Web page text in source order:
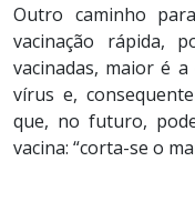
Outro caminho
vacinação rápida,
vacinadas, maior é
vírus e,
que, no futuro,
vacina: “corta-se o